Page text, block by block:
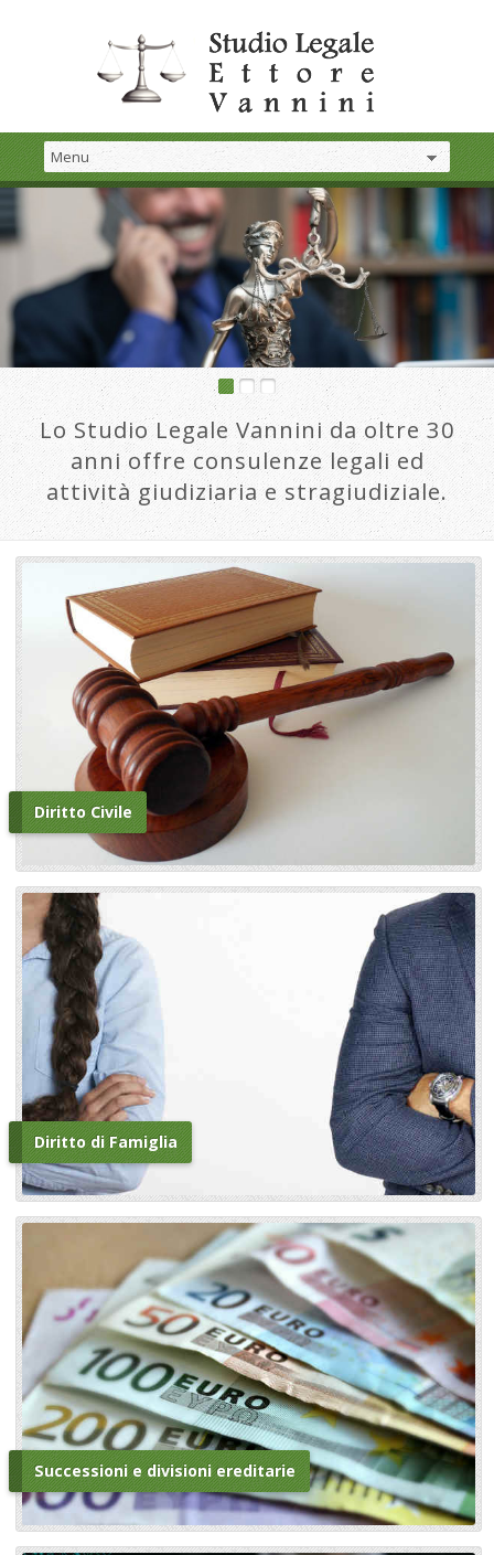
Lo Studio Legale Vannini da oltre 30
anni offre consulenze legali ed
attività giudiziaria e stragiudiziale.
Diritto Civile
Diritto di Famiglia
Successioni e divisioni ereditarie